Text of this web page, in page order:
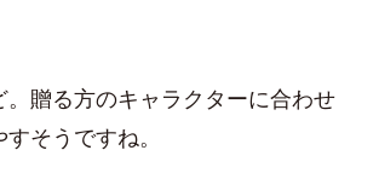
。贈る方のキャラクターに合わせ
そうですね。